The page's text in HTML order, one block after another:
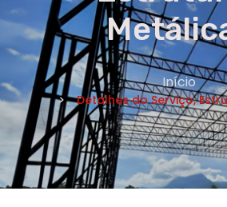
E-MAIL *
TELEFONE *
CIDADE *
MENSAGEM *